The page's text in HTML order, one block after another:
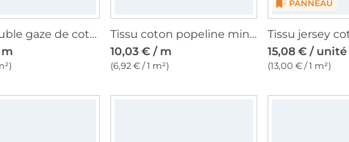
Tissu double gaze de coton Citrons lemon, blanc
m
Tissu coton popeline mini Coeurs, sable
10,03 € / m
(6,92 € / 1 m²)
PANNEAU
15,08 € / unité
(13,00 € / 1 m²)